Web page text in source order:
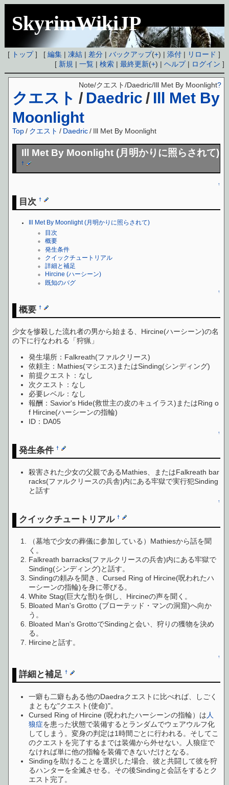
SkyrimWikiJP
[ トップ] [編集 |凍結 | 差分 |バックアップ(+) |添付 | リロード ]
[ 新規 |一覧 |検索 |最終更新(+) |ヘルプ| ログイン ]
クエスト / Daedric / Ill Met By
Moonlight
Note/クエスト/Daedric/Ill Met By Moonlight?
Top / クエスト / Daedric/ Ill Met By Moonlight
Ill Met By Moonlight (月明かりに照らされて)
†
↑
目次†
Ill Met By Moonlight (月明かりに照らされて)
目次
概要
発生条件
クイックチュートリアル
詳細と補足
Hircine (ハーシーン)
既知のバグ
↑
概要†
少女を惨殺した流れ者の男から始まる、Hircine(ハーシーン)の名
の下に行なわれる「狩猟」
発生場所：Falkreath(ファルクリース)
依頼主：Mathies(マシエス)またはSinding(シンディング)
前提クエスト：なし
次クエスト：なし
必要レベル：なし
報酬：Savior's Hide(救世主の皮のキュイラス)またはRing o
f Hircine(ハーシーンの指輪)
ID：DA05
↑
発生条件†
殺害された少女の父親であるMathies、またはFalkreath bar
racks(ファルクリースの兵舎)内にある牢獄で実行犯Sinding
と話す
↑
クイックチュートリアル†
（墓地で少女の葬儀に参加している）Mathiesから話を聞
く。
Falkreath barracks(ファルクリースの兵舎)内にある牢獄で
Sinding(シンディング)と話す。
Sindingの頼みを聞き、Cursed Ring of Hircine(呪われたハ
ーシーンの指輪)を身に帯びる。
White Stag(巨大な獣)を倒し、Hircineの声を聞く。
Bloated Man's Grotto (ブローテッド・マンの洞窟)へ向か
う。
Bloated Man's GrottoでSindingと会い、狩りの獲物を決め
る。
Hircineと話す。
↑
詳細と補足†
一癖も二癖もある他のDaedraクエストに比べれば、しごく
まともな"クエスト(使命)"。
Cursed Ring of Hircine (呪われたハーシーンの指輪）は 人
狼症を患った状態で装備するとランダムでウェアウルフ化
してしまう。変身の判定は1時間ごとに行われる。そしてこ
のクエストを完了するまでは装備から外せない。人狼症で
なければ単に他の指輪を装備できないだけとなる。
Sindingを助けることを選択した場合、彼と共闘して彼を狩
るハンターを全滅させる。その後Sindingと会話をするとク
エスト完了。